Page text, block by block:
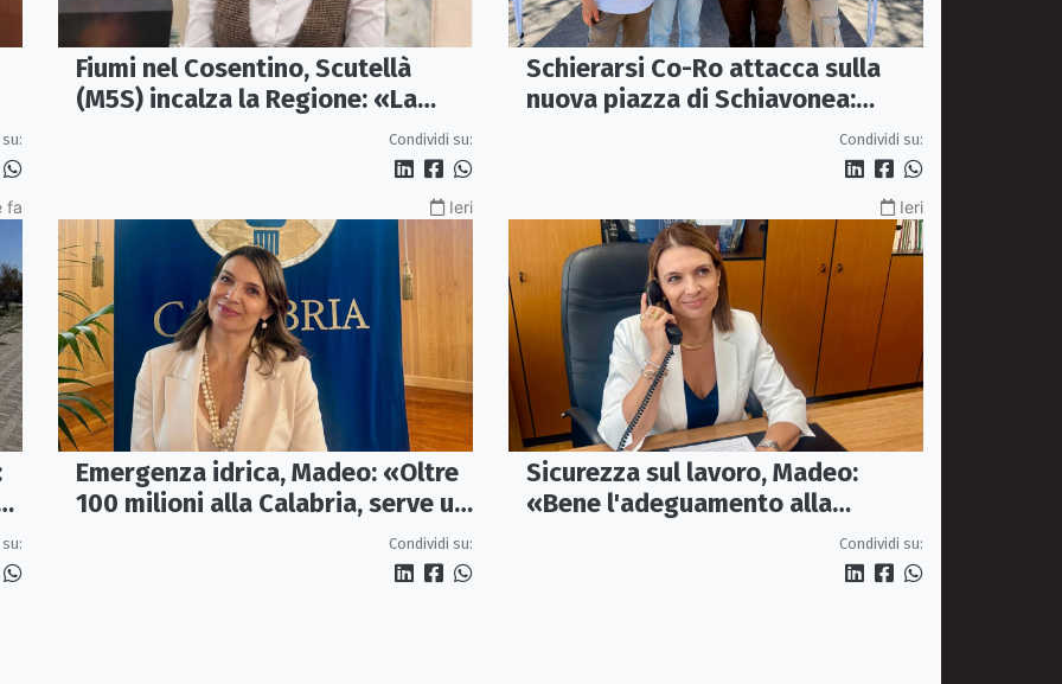
Fiumi nel Cosentino, Scutellà
(M5S) incalza la Regione: «La
prevenzione si faccia prima delle
Condividi su:
Schierarsi Co-Ro attacca sulla
nuova piazza di Schiavonea:
«Bella, ma parcheggi e viabilità
Condividi su:
fa Ieri
Emergenza idrica, Madeo: «Oltre
100 milioni alla Calabria, serve un
Condividi su:
Ieri
Sicurezza sul lavoro, Madeo:
«Bene l'adeguamento alla
normativa nazionale, servono più
Condividi su: